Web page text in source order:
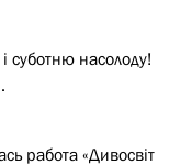
суботню насолоду!
работа «Дивосвіт